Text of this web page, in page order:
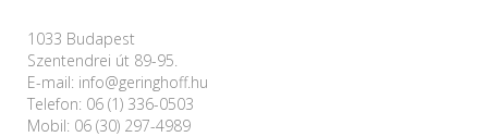
1033 Budapest
Szentendrei út 89-95.
E-mail: info@geringhoff.hu
Telefon: 06 (1) 336-0503
Mobil: 06 (30) 297-4989